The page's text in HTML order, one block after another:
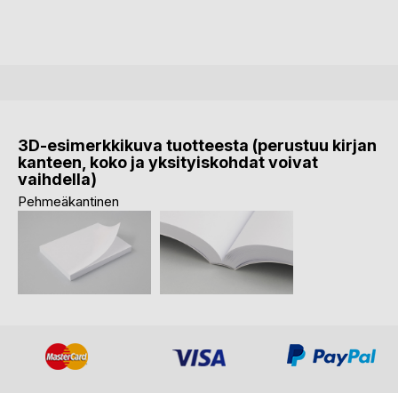
3D-esimerkkikuva tuotteesta (perustuu kirjan
kanteen, koko ja yksityiskohdat voivat
vaihdella)
Pehmeäkantinen